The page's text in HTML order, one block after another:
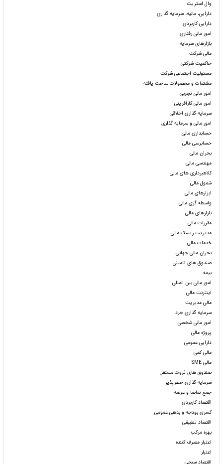
وال استریت
دارایی، مالیه، سرمایه گذاری
دارایی کاربردی
امور مالی رفتاری
بازارهای سرمایه
مالی شرکت
حاکمیت شرکتی
مسئولیت اجتماعی شرکت
مشتقات و محصولات ساخت یافته
امور مالی تجربی
امور مالی کارآفرینی
سرمایه گذاری اخلاقی
امور مالی و سرمایه گذاری
حسابداری مالی
حسابرسی مالی
بحران مالی
مهندسی مالی
کلاهبرداری های مالی
شمول مالی
ابزارهای مالی
واسطه گری مالی
بازارهای مالی
مقررات مالی
مدیریت ریسک مالی
خدمات مالی
بحران مالی جهانی
صندوق های تامینی
بیمه
امور مالی بین المللی
اینترنت مالی
مالی مدیریت
سرمایه گذاری خرد
امور مالی شخصی
پروژه مالی
دارایی عمومی
مالی کمی
مالی SME
صندوق های ثروت مستقل
سرمایه گذاری خطرپذیر
جمع تقاضا و عرضه
اقتصاد کاربردی
کسری بودجه و بدهی عمومی
اقتصاد تطبیقی
بهره مرکب
اعتبار مصرف کننده
اعتبار
اقتصاد سنجی